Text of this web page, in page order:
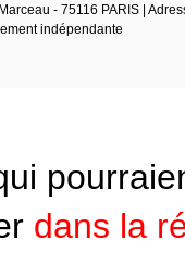
- 75116 PARIS |
indépendante
dans la